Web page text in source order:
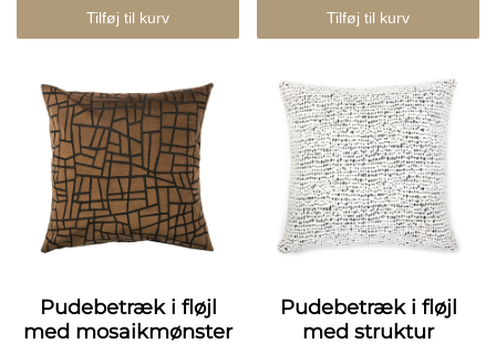
Tilføj til kurv Tilføj til kurv
Pudebetræk i fløjl
med mosaikmønster
Pudebetræk i fløjl
med struktur